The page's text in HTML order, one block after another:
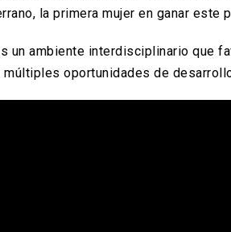
la primera mujer en ganar este
un ambiente interdisciplinario que
múltiples oportunidades de